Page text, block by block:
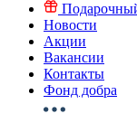
Новости
Акции
Вакансии
Контакты
Фонд добра